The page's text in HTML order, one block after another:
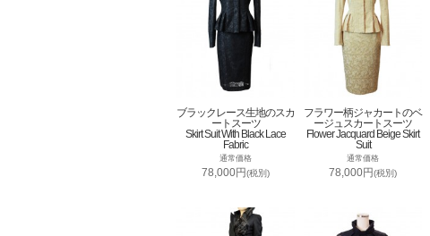
ブラックレース生地のスカ
ートスーツ
Skirt Suit With Black Lace
Fabric
通常価格
78,000円(税別)
フラワー柄ジャカートのベ
ージュスカートスーツ
Flower Jacquard Beige Skirt
Suit
通常価格
78,000円(税別)